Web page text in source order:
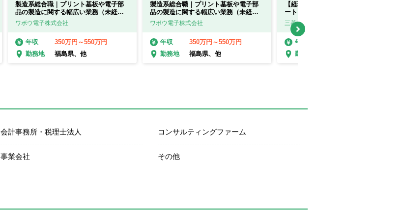
製造系総合職｜プリント基板や電子部
品の製造に関する幅広い業務（未経験
可）【福島県・滋賀県】
ワボウ電子株式会社
年収
350万円～550万円
勤務地
福島県、他
製造系総合職｜プリント基板や電子部
品の製造に関する幅広い業務（未経験
可）【福島県・滋賀県】
ワボウ電子株式会社
年収
350万円～550万円
勤務地
福島県、他
【経理（連結決算・制度会計）】リモ
ート・フレックスあり！／IFRS・M&A
業務を経験可／プライム上場
三菱ケミカル株式会社
年収
勤務地
会計事務所・税理士法人 コンサルティングファーム
事業会社 その他